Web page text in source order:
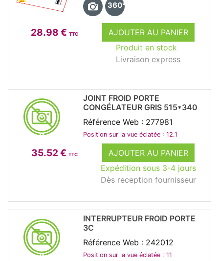
28.98 € TTC
AJOUTER AU PANIER
Produit en stock
Livraison express
360°
35.52 € TTC
AJOUTER AU PANIER
Expédition sous 3-4 jours
Dès reception fournisseur
JOINT FROID PORTE
CONGÉLATEUR GRIS 515*340
Référence Web : 277981
Position sur la vue éclatée : 12.1
INTERRUPTEUR FROID PORTE
3C
Référence Web : 242012
Position sur la vue éclatée : 11